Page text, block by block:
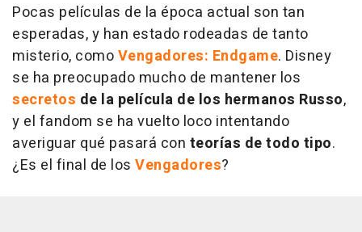
Pocas películas de la época actual son tan
esperadas, y han estado rodeadas de tanto
misterio, comoVengadores: Endgame. Disney
se ha preocupado mucho de mantener los
secretos de la película de los hermanos Russo,
y el fandom se ha vuelto loco intentando
averiguar qué pasará con teorías de todo tipo.
¿Es el final de los Vengadores?